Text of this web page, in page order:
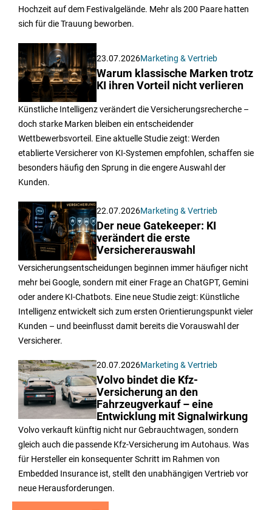
Hochzeit auf dem Festivalgelände. Mehr als 200 Paare hatten
sich für die Trauung beworben.
23.07.2026Marketing & Vertrieb
Warum klassische Marken trotz
KI ihren Vorteil nicht verlieren
Künstliche Intelligenz verändert die Versicherungsrecherche –
doch starke Marken bleiben ein entscheidender
Wettbewerbsvorteil. Eine aktuelle Studie zeigt: Werden
etablierte Versicherer von KI-Systemen empfohlen, schaffen sie
besonders häufig den Sprung in die engere Auswahl der
Kunden.
22.07.2026Marketing & Vertrieb
Der neue Gatekeeper: KI
verändert die erste
Versichererauswahl
Versicherungsentscheidungen beginnen immer häufiger nicht
mehr bei Google, sondern mit einer Frage an ChatGPT, Gemini
oder andere KI-Chatbots. Eine neue Studie zeigt: Künstliche
Intelligenz entwickelt sich zum ersten Orientierungspunkt vieler
Kunden – und beeinflusst damit bereits die Vorauswahl der
Versicherer.
20.07.2026Marketing & Vertrieb
Volvo bindet die Kfz-
Versicherung an den
Fahrzeugverkauf – eine
Entwicklung mit Signalwirkung
Volvo verkauft künftig nicht nur Gebrauchtwagen, sondern
gleich auch die passende Kfz-Versicherung im Autohaus. Was
für Hersteller ein konsequenter Schritt im Rahmen von
Embedded Insurance ist, stellt den unabhängigen Vertrieb vor
neue Herausforderungen.